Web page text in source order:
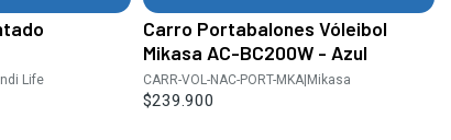
Life
Carro Portabalones Vóleibol
Mikasa AC-BC200W - Azul
CARR-VOL-NAC-PORT-MKA| Mikasa
$239.900